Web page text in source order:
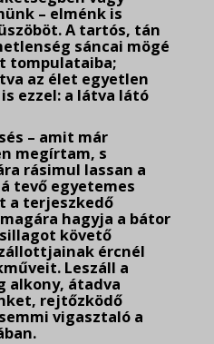
– elménk is
A tartós, tán
sáncai mögé
tompulataiba;
az élet egyetlen
ezzel: a látva látó
– amit már
megírtam, s
rásimul lassan a
tevő egyetemes
a terjeszkedő
hagyja a bátor
követő
ércnél
Leszáll a
alkony, átadva
rejtőzködő
vigasztaló a